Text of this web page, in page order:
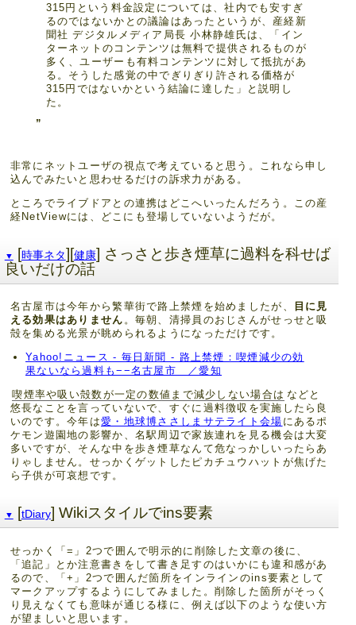
315円という料金設定については、社内でも安すぎ
るのではないかとの議論はあったというが、産経新
聞社 デジタルメディア局長 小林静雄氏は、「イン
ターネットのコンテンツは無料で提供されるものが
多く、ユーザーも有料コンテンツに対して抵抗があ
る。そうした感覚の中でぎりぎり許される価格が
315円ではないかという結論に達した」と説明し
た。
非常にネットユーザの視点で考えていると思う。これなら申し
込んでみたいと思わせるだけの訴求力がある。
ところでライブドアとの連携はどこへいったんだろう。この産
経NetViewには、どこにも登場していないようだが。
▼ [時事ネタ][健康] さっさと歩き煙草に過料を科せば
良いだけの話
名古屋市は今年から繁華街で路上禁煙を始めましたが、
目に見
える効果はありません 。毎朝、清掃員のおじさんがせっせと吸
殻を集める光景が眺められるようになっただけです。
Yahoo!ニュース - 毎日新聞 - 路上禁煙：喫煙減少の効
果ないなら過料も−−名古屋市 ／愛知
喫煙率や吸い殻数が一定の数値まで減少しない場合は などと
悠長なことを言っていないで、すぐに過料徴収を実施したら良
いのです。今年は愛・地球博ささしまサテライト会場 にあるポ
ケモン遊園地の影響か、名駅周辺で家族連れを見る機会は大変
多いですが、そんな中を歩き煙草なんて危なっかしいったらあ
りゃしません。せっかくゲットしたピカチュウハットが焦げた
ら子供が可哀想です。
▼ [tDiary] Wikiスタイルでins要素
せっかく「=」2つで囲んで明示的に削除した文章の後に、
「追記」とか注意書きをして書き足すのはいかにも違和感があ
るので、「+」2つで囲んだ箇所をインラインのins要素として
マークアップするようにしてみました。削除した箇所がそっく
り見えなくても意味が通じる様に、例えば以下のような使い方
が望ましいと思います。